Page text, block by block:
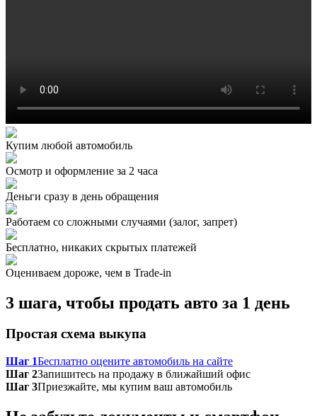
Купим любой автомобиль
Осмотр и оформление за 2 часа
Деньги сразу в день обращения
Работаем со сложными случаями (залог, запрет)
Бесплатно, никаких скрытых платежей
Оцениваем дороже, чем в Trade‑in
3 шага, чтобы продать авто за 1 день
Простая схема выкупа
Шаг 1Бесплатно оцените автомобиль на сайте
Шаг 2Запишитесь на продажу в ближайший офис
Шаг 3Приезжайте, мы купим ваш автомобиль